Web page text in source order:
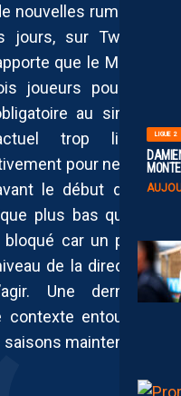
LIGUE 2
nouvelles rumeurs
jours, sur Twitter,
que le MHSC
joueurs pour se
au simple
trop limité
pour ne pas
le début de la
plus bas que la
car un point
de la direction
Une dernière
entourant
maintenant.